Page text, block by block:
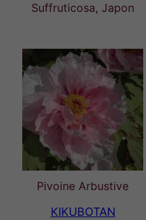
Suffruticosa, Japon
Pivoine Arbustive
KIKUBOTAN